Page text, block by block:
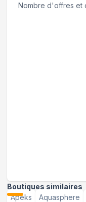
Nombre d'offres et
Boutiques similaires
Apeks
Aquasphere